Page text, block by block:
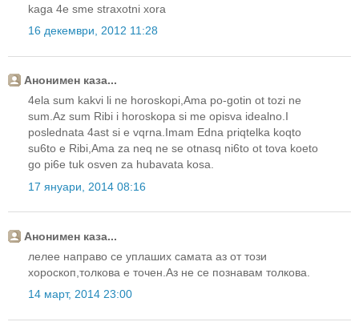
kaga 4e sme straxotni xora
16 декември, 2012 11:28
Анонимен каза...
4ela sum kakvi li ne horoskopi,Ama po-gotin ot tozi ne
sum.Az sum Ribi i horoskopa si me opisva idealno.I
poslednata 4ast si e vqrna.Imam Edna priqtelka koqto
su6to e Ribi,Ama za neq ne se otnasq ni6to ot tova koeto
go pi6e tuk osven za hubavata kosa.
17 януари, 2014 08:16
Анонимен каза...
лелее направо се уплаших самата аз от този
хороскоп,толкова е точен.Аз не се познавам толкова.
14 март, 2014 23:00